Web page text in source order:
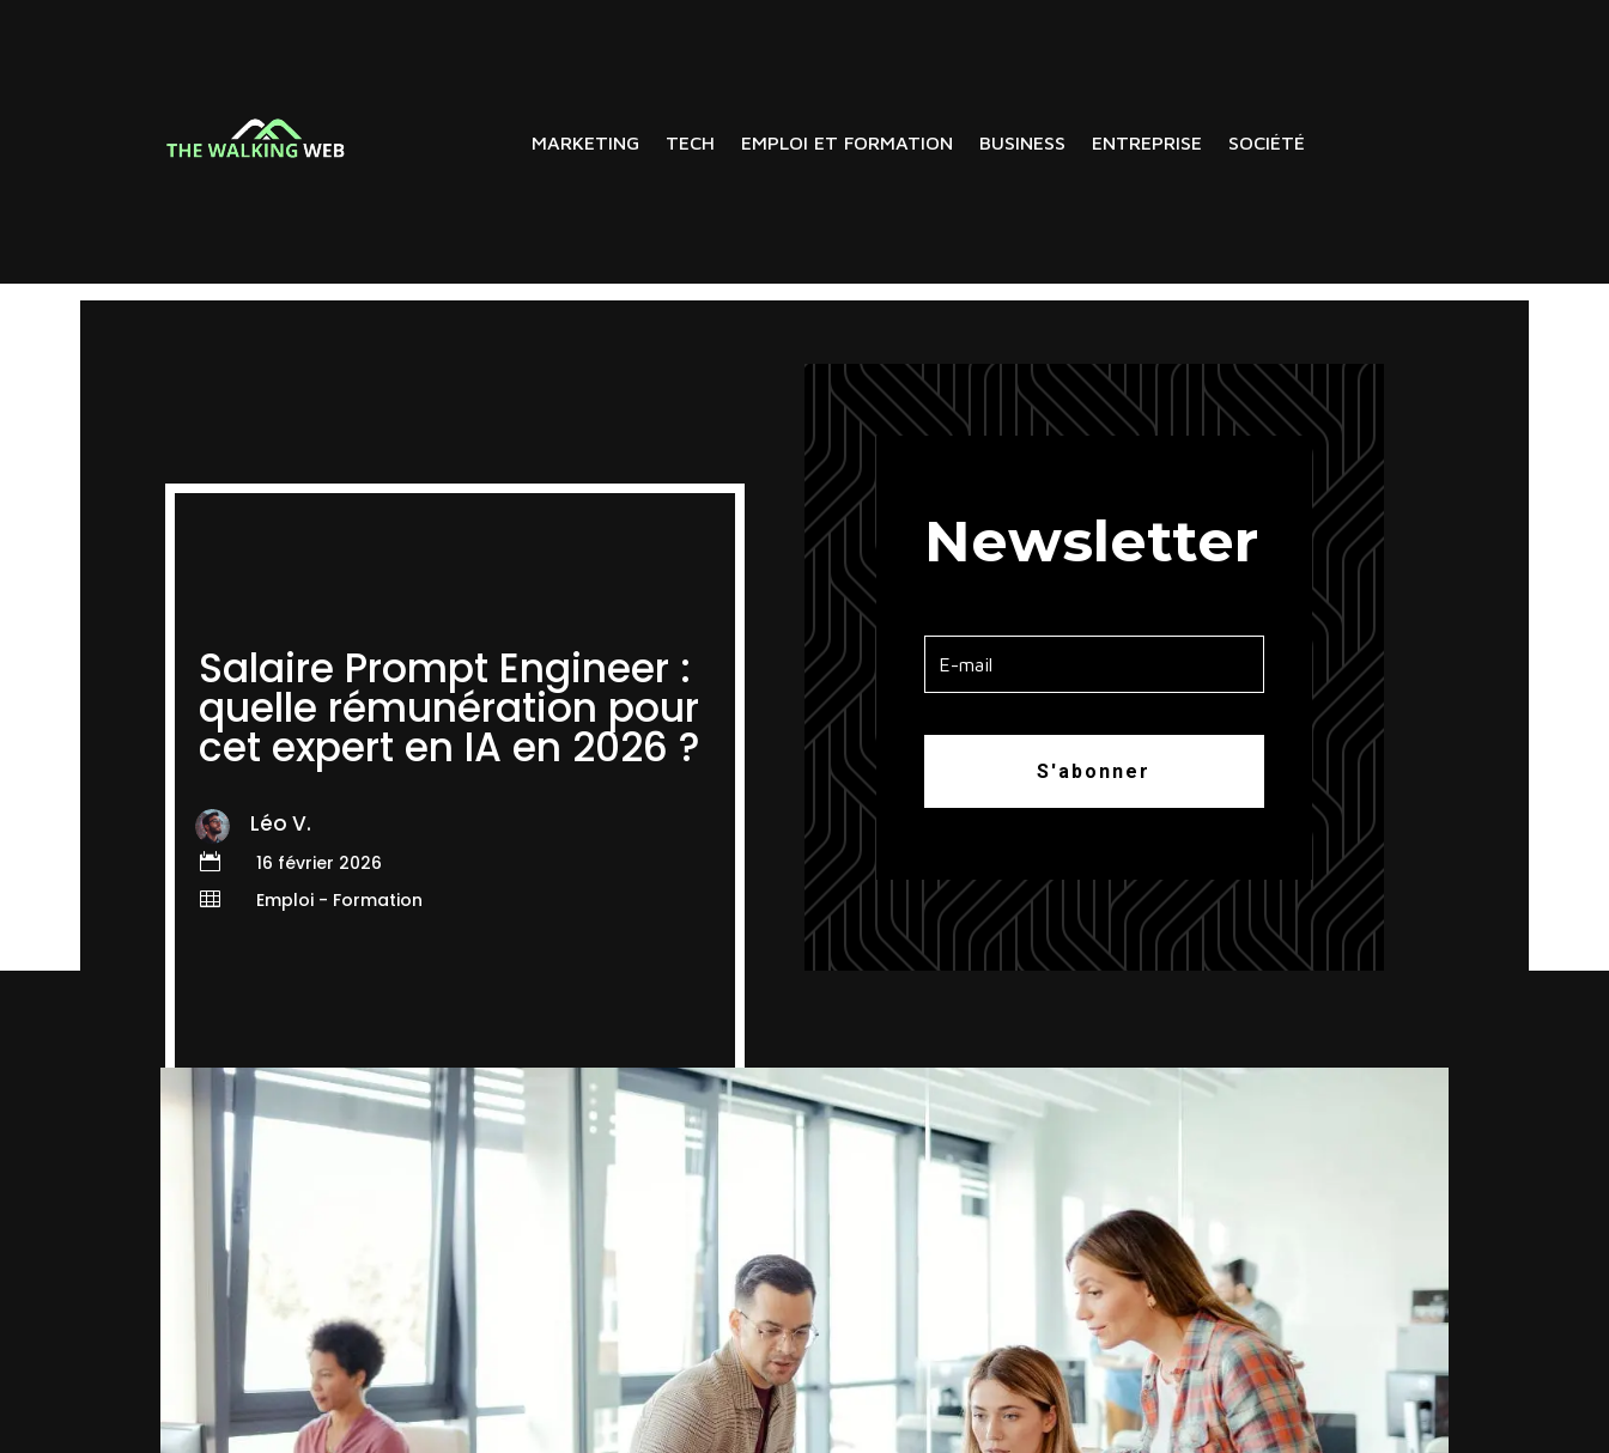
MARKETING TECH EMPLOI ET FORMATION BUSINESS ENTREPRISE SOCIÉTÉ
Salaire Prompt Engineer :
quelle rémunération pour
cet expert en IA en 2026 ?
Léo V.
 16 février 2026
 Emploi - Formation
Newsletter
S'abonner